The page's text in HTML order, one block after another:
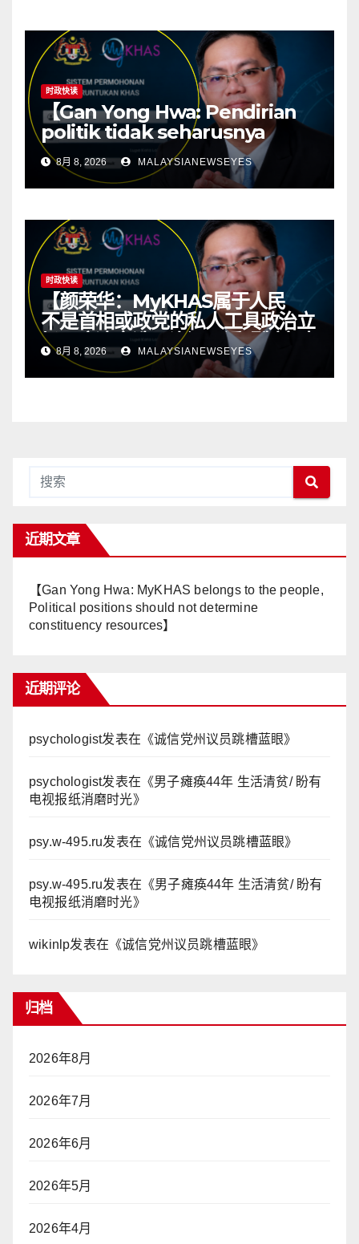
时政快读
【Gan Yong Hwa: Pendirian
politik tidak seharusnya
menentukan sumber
kawasan; ketelusan asas
kepada politik yang sihat】
8月 8, 2026 MALAYSIANEWSEYES
时政快读
【颜荣华：MyKHAS属于人民
不是首相或政党的私人工具政治立
场不应决定选区资源 透明制度才
有健康政治】
8月 8, 2026 MALAYSIANEWSEYES
近期文章
【Gan Yong Hwa: MyKHAS belongs to the people,
Political positions should not determine
constituency resources】
近期评论
psychologist发表在《诚信党州议员跳槽蓝眼》
psychologist发表在《男子瘫痪44年 生活清贫/ 盼有
电视报纸消磨时光》
psy.w-495.ru发表在《诚信党州议员跳槽蓝眼》
psy.w-495.ru发表在《男子瘫痪44年 生活清贫/ 盼有
电视报纸消磨时光》
wikinlp发表在《诚信党州议员跳槽蓝眼》
归档
2026年8月
2026年7月
2026年6月
2026年5月
2026年4月